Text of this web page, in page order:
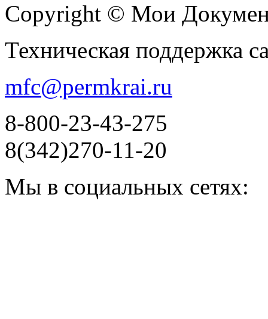
Copyright © Мои
Техническая поддержка
mfc@permkrai.ru
8-800-23-43-275
8(342)270-11-20
Мы в социальных сетях: